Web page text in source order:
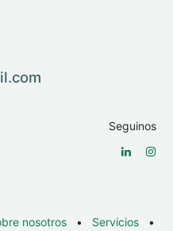
Seguinos
nosotros • Servicios •